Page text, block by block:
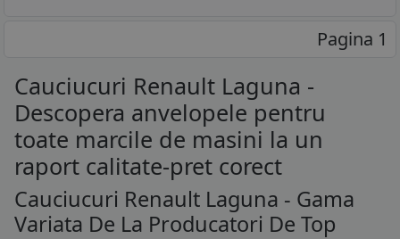
Pagina 1
Cauciucuri Renault Laguna -
Descopera anvelopele pentru
toate marcile de masini la un
raport calitate-pret corect
Cauciucuri Renault Laguna - Gama
Variata De La Producatori De Top